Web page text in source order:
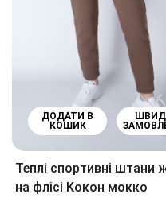
ДОДАТИ В
КОШИК
Теплі спортивні штани
на флісі Кокон мокко